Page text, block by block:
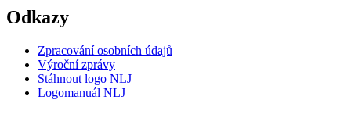
Odkazy
Zpracování osobních údajů
Výroční zprávy
Stáhnout logo NLJ
Logomanuál NLJ